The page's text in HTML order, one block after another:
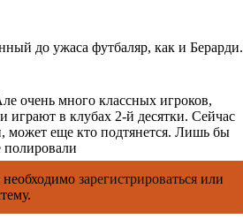
до ужаса футбаляр, как и Берарди.
очень много классных игроков,
играют в клубах 2-й десятки. Сейчас
может еще кто подтянется. Лишь бы
полировали
зарегистрироваться или